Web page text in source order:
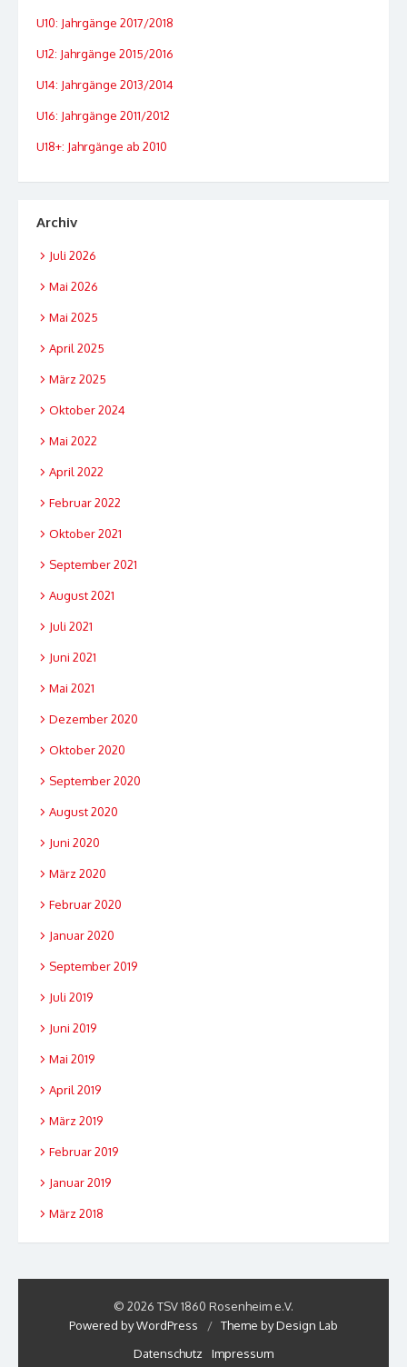
U10: Jahrgänge 2017/2018
U12: Jahrgänge 2015/2016
U14: Jahrgänge 2013/2014
U16: Jahrgänge 2011/2012
U18+: Jahrgänge ab 2010
Archiv
Juli 2026
Mai 2026
Mai 2025
April 2025
März 2025
Oktober 2024
Mai 2022
April 2022
Februar 2022
Oktober 2021
September 2021
August 2021
Juli 2021
Juni 2021
Mai 2021
Dezember 2020
Oktober 2020
September 2020
August 2020
Juni 2020
März 2020
Februar 2020
Januar 2020
September 2019
Juli 2019
Juni 2019
Mai 2019
April 2019
März 2019
Februar 2019
Januar 2019
März 2018
© 2026 TSV 1860 Rosenheim e.V.
Powered by WordPress
/ Theme by Design Lab
Datenschutz
Impressum